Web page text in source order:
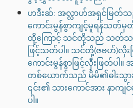
ဟဒီးဆ်: အလ္လာဟ်အရှင်မြတ်
ကောင်းမွန်စွာကျင့်မူရန်သတ်မှ
ထို့ကြောင့် သင်တို့သည် သတ်သည့်
ဖြင့်သတ်ပါ။ သင်တို့(ဇဗဟ်)လှီ
ကောင်းမွန်စွာဖြင့်လှီးဖြတ်ပ
တစ်ယောက်သည် မိမိ၏ဓါးသွား
၎င်း၏ သားကောင်အား နာ
ပါ။